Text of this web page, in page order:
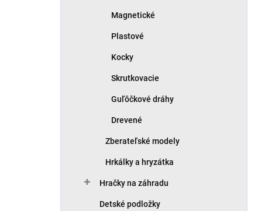
Magnetické
Plastové
Kocky
Skrutkovacie
Guľôčkové dráhy
Drevené
Zberateľské modely
Hrkálky a hryzátka
Hračky na záhradu
Detské podložky